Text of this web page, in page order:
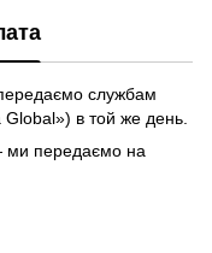
службам
в той же день.
ми передаємо на